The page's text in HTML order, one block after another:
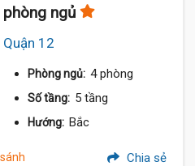
ngủ
12
Phòng ngủ: 4 phòng
Số tầng: 5 tầng
Hướng: Bắc
Chia sẻ